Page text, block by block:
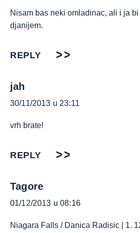
Nisam bas neki omladinac, ali i ja
djanijem.
REPLY
jah
30/11/2013 u 23:11
vrh brate!
REPLY
Tagore
01/12/2013 u 08:16
Niagara Falls / Danica Radisic | 1.